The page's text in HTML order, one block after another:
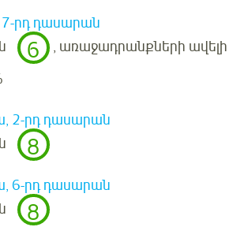
րդ դասարան
6
, առաջադրանքների ավելի
2-րդ դասարան
8
6-րդ դասարան
8